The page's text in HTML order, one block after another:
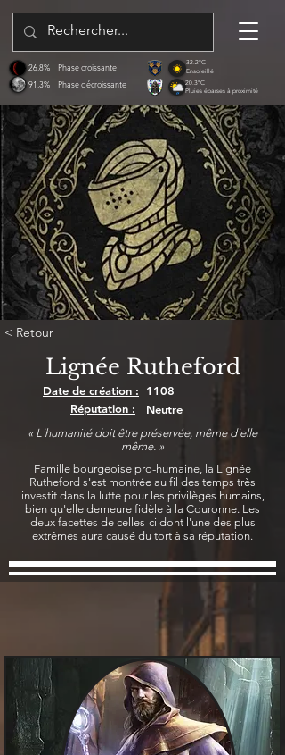
91.3%
26.8%
Phase décroissante
Phase croissante
32.2°C
Ensoleillé
20.3°C
Pluies éparses à proximité
< Retour
Lignée Rutheford
Date de création :
Réputation :
1108
Neutre
« L'humanité doit être préservée, même d'elle
même. »
Famille bourgeoise pro-humaine, la Lignée
Rutheford s'est montrée au fil des temps très
investit dans la lutte pour les privilèges humains,
bien qu'elle demeure fidèle à la Couronne. Les
deux facettes de celles-ci dont l'une des plus
extrêmes aura causé du tort à sa réputation.